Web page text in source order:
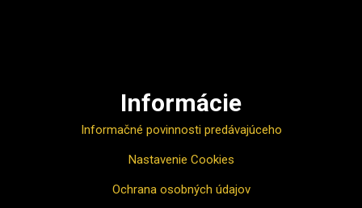
Informácie
Informačné povinnosti predávajúceho
Nastavenie Cookies
Ochrana osobných údajov